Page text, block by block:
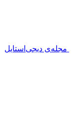
مجله‌ی دیجی‌استایل